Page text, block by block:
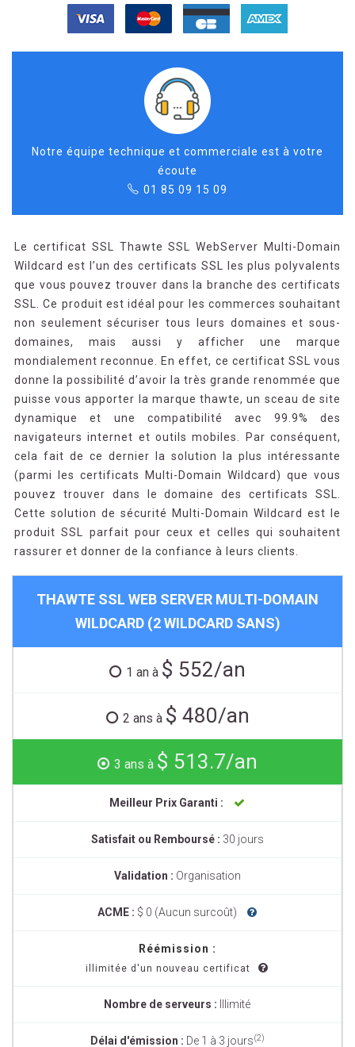
Notre équipe technique et commerciale est à votre
écoute
01 85 09 15 09
Le certificat SSL Thawte SSL WebServer Multi-Domain
Wildcard est l’un des certificats SSL les plus polyvalents
que vous pouvez trouver dans la branche des certificats
SSL. Ce produit est idéal pour les commerces souhaitant
non seulement sécuriser tous leurs domaines et sous-
domaines, mais aussi y afficher une marque
mondialement reconnue. En effet, ce certificat SSL vous
donne la possibilité d’avoir la très grande renommée que
puisse vous apporter la marque thawte, un sceau de site
dynamique et une compatibilité avec 99.9% des
navigateurs internet et outils mobiles. Par conséquent,
cela fait de ce dernier la solution la plus intéressante
(parmi les certificats Multi-Domain Wildcard) que vous
pouvez trouver dans le domaine des certificats SSL.
Cette solution de sécurité Multi-Domain Wildcard est le
produit SSL parfait pour ceux et celles qui souhaitent
rassurer et donner de la confiance à leurs clients.
THAWTE SSL WEB SERVER MULTI-DOMAIN
WILDCARD (2 WILDCARD SANS)
1 an à $ 552/an
2 ans à $ 480/an
3 ans à $ 513.7/an
Meilleur Prix Garanti :
Satisfait ou Remboursé : 30 jours
Validation : Organisation
ACME : $ 0 (Aucun surcoût)
Réémission :
illimitée d'un nouveau certificat
Nombre de serveurs : Illimité
Délai d'émission : De 1 à 3 jours(2)